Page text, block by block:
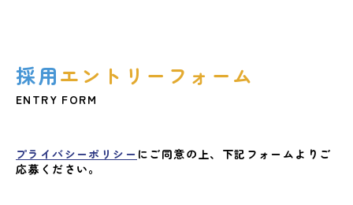
お問い合わせ
採用エントリーフォーム
ENTRY FORM
プライバシーポリシー にご同意の上、下記フォームよりご
応募ください。